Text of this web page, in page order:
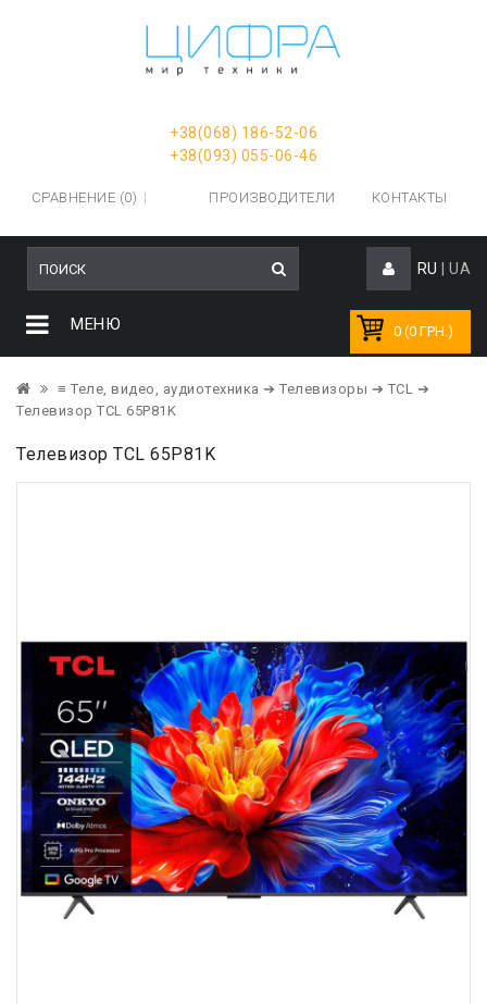
+38(068) 186-52-06
+38(093) 055-06-46
СРАВНЕНИЕ (0) ПРОИЗВОДИТЕЛИ КОНТАКТЫ
RU UA
0 (0 ГРН.)
МЕНЮ
≡ Теле, видео, аудиотехника ➔ Телевизоры ➔ TCL ➔
Телевизор TCL 65P81K
Телевизор TCL 65P81K